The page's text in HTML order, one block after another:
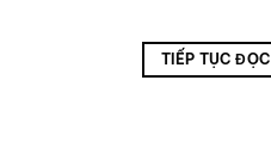
TIẾP TỤC ĐỌC